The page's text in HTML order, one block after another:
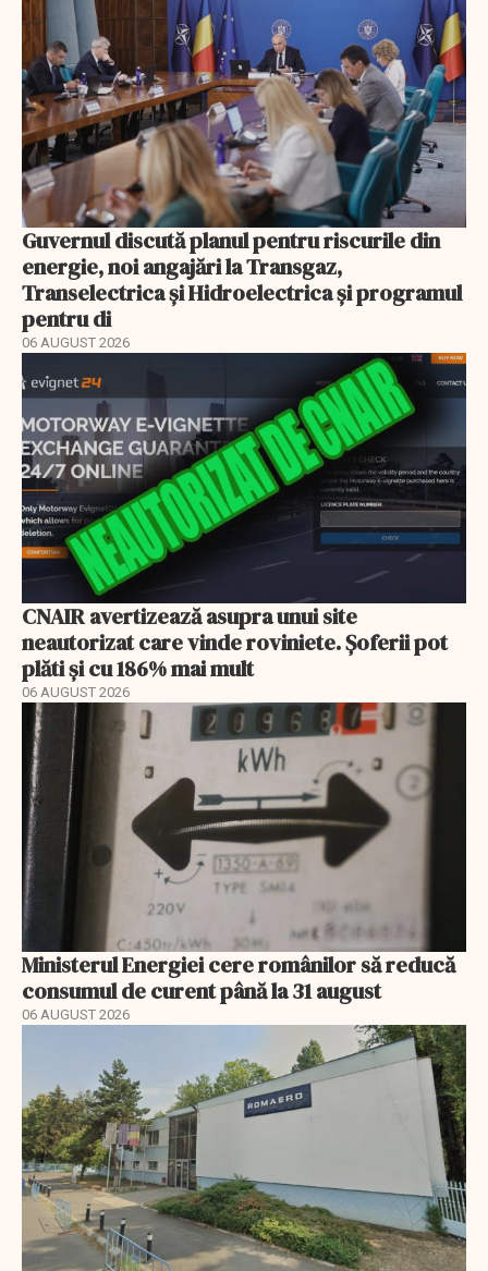
Guvernul discută planul pentru riscurile din
energie, noi angajări la Transgaz,
Transelectrica și Hidroelectrica și programul
pentru di
06 AUGUST 2026
CNAIR avertizează asupra unui site
neautorizat care vinde roviniete. Șoferii pot
plăti și cu 186% mai mult
06 AUGUST 2026
Ministerul Energiei cere românilor să reducă
consumul de curent până la 31 august
06 AUGUST 2026